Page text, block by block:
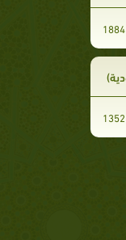
1884
1352